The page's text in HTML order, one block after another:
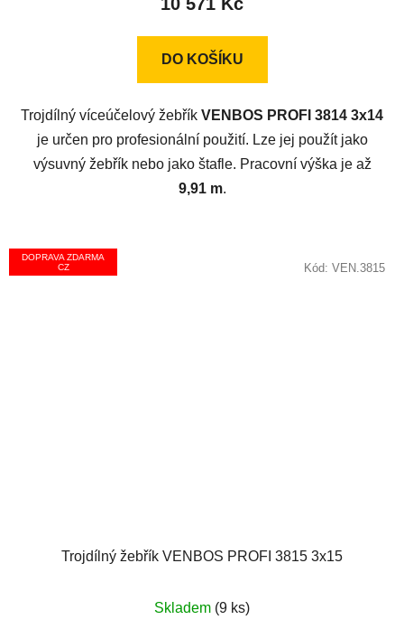
z
DO KOŠÍKU
Trojdílný víceúčelový žebřík VENBOS PROFI 3814 3x14
je určen pro profesionální použití. Lze jej použít jako
výsuvný žebřík nebo jako štafle. Pracovní výška je až
9,91 m.
DOPRAVA ZDARMA
CZ
Trojdílný žebřík VENBOS PROFI 3815 3x15
hodnocení
Skladem (9 ks)
Kód: VEN.3815